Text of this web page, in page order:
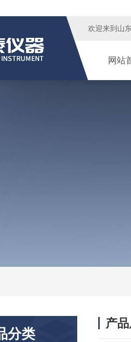
欢迎来到 山
网站
分类
产